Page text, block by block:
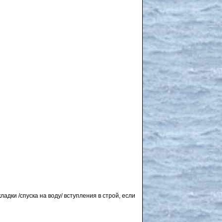
/спуска на воду/ вступления в строй, если